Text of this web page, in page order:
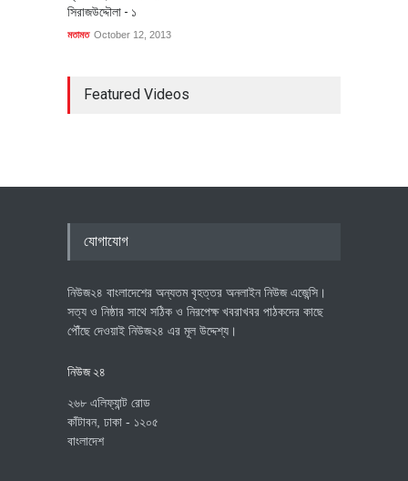
সিরাজউদ্দৌলা - ১
মতামত October 12, 2013
Featured Videos
যোগাযোগ
নিউজ২৪ বাংলাদেশের অন্যতম বৃহত্তর অনলাইন নিউজ এজেন্সি।
সত্য ও নিষ্ঠার সাথে সঠিক ও নিরপেক্ষ খবরাখবর পাঠকদের কাছে
পৌঁছে দেওয়াই নিউজ২৪ এর মূল উদ্দেশ্য।
নিউজ ২৪
২৬৮ এলিফ্যান্ট রোড
কাঁটাবন, ঢাকা - ১২০৫
বাংলাদেশ